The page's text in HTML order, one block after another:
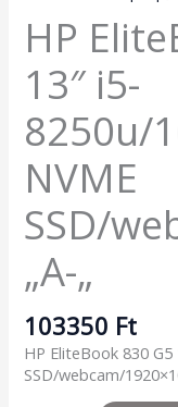
HP
13″ i5-
8250u/
NVME
SSD/
„A-„
103350 Ft
HP EliteBook 830
SSD/webcam/
"A-
"
mennyiség